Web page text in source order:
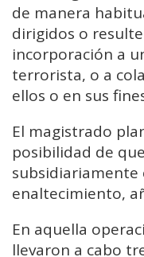
de manera
dirigidos o
incorporación a
terrorista, o a
ellos o en sus
El magistrado
posibilidad de
enaltecimiento,
En aquella
llevaron a cabo